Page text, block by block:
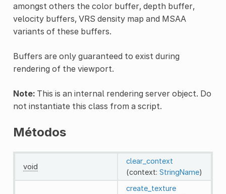
amongst others the color buffer, depth buffer,
velocity buffers, VRS density map and MSAA
variants of these buffers.
Buffers are only guaranteed to exist during
rendering of the viewport.
Note:This is an internal rendering server object. Do
not instantiate this class from a script.
Métodos
void
clear_context
(context: StringName)
create_texture